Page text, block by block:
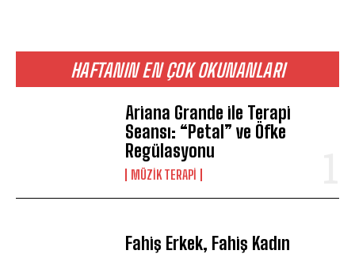
HAFTANIN EN ÇOK OKUNANLARI
Ariana Grande ile Terapi
Seansı: “Petal” ve Öfke
Regülasyonu
MÜZIK TERAPI
Fahiş Erkek, Fahiş Kadın